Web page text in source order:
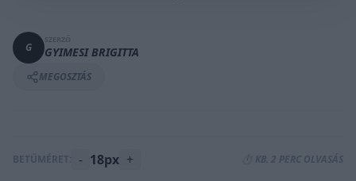
G GYIMESI BRIGITTA
MEGOSZTÁS
BETŰMÉRET: - 18px + ⏱️ KB. 2 PERC OLVASÁS